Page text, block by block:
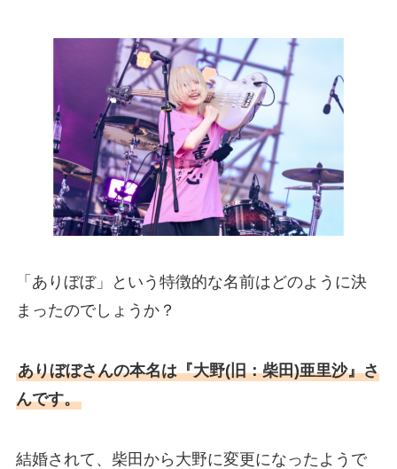
「ありぼぼ」という特徴的な名前はどのように決
まったのでしょうか？
ありぼぼさんの本名は『大野(旧：柴田)亜里沙』さ
んです。
結婚されて、柴田から大野に変更になったようで